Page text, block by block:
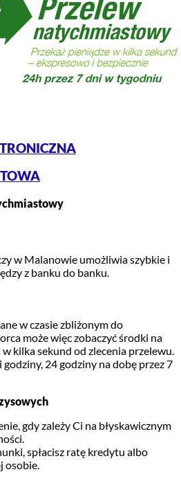
w Malanowie umożliwia szybkie i
z banku do banku.
w czasie zbliżonym do
może więc zobaczyć środki na
kilka sekund od zlecenia przelewu.
24 godziny na dobę przez 7
gdy zależy Ci na błyskawicznym
spłacisz ratę kredytu albo
osobie.